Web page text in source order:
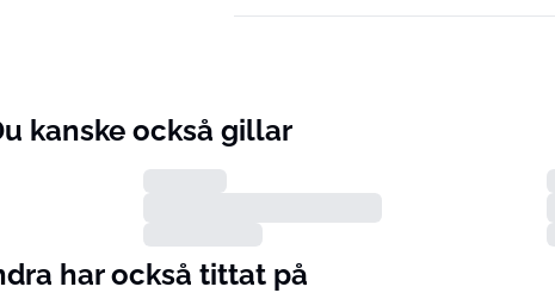
kanske också gillar
har också tittat på